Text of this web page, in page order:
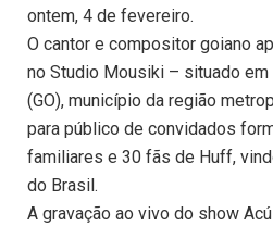
ontem, 4 de fevereiro.
O cantor e compositor goiano
no Studio Mousiki – situado em
(GO), município da região
para público de convidados
familiares e 30 fãs de Huff,
do Brasil.
A gravação ao vivo do show